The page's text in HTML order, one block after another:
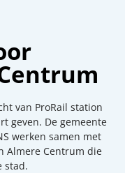
van ProRail station
geven. De gemeente
werken samen met
Almere Centrum die
stad.